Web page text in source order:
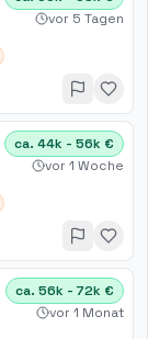
vor 5 Tagen
ca. 44k - 56k €
vor 1 Woche
ca. 56k - 72k €
vor 1 Monat